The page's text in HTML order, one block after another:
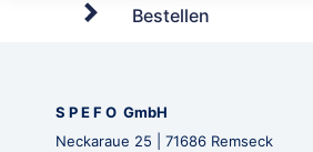
Bestellen
S P E F O GmbH
Neckaraue 25 | 71686 Remseck